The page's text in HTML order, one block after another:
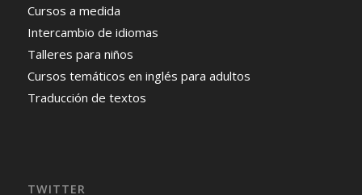
Cursos a medida
Intercambio de idiomas
Talleres para niños
Cursos temáticos en inglés para adultos
Traducción de textos
TWITTER